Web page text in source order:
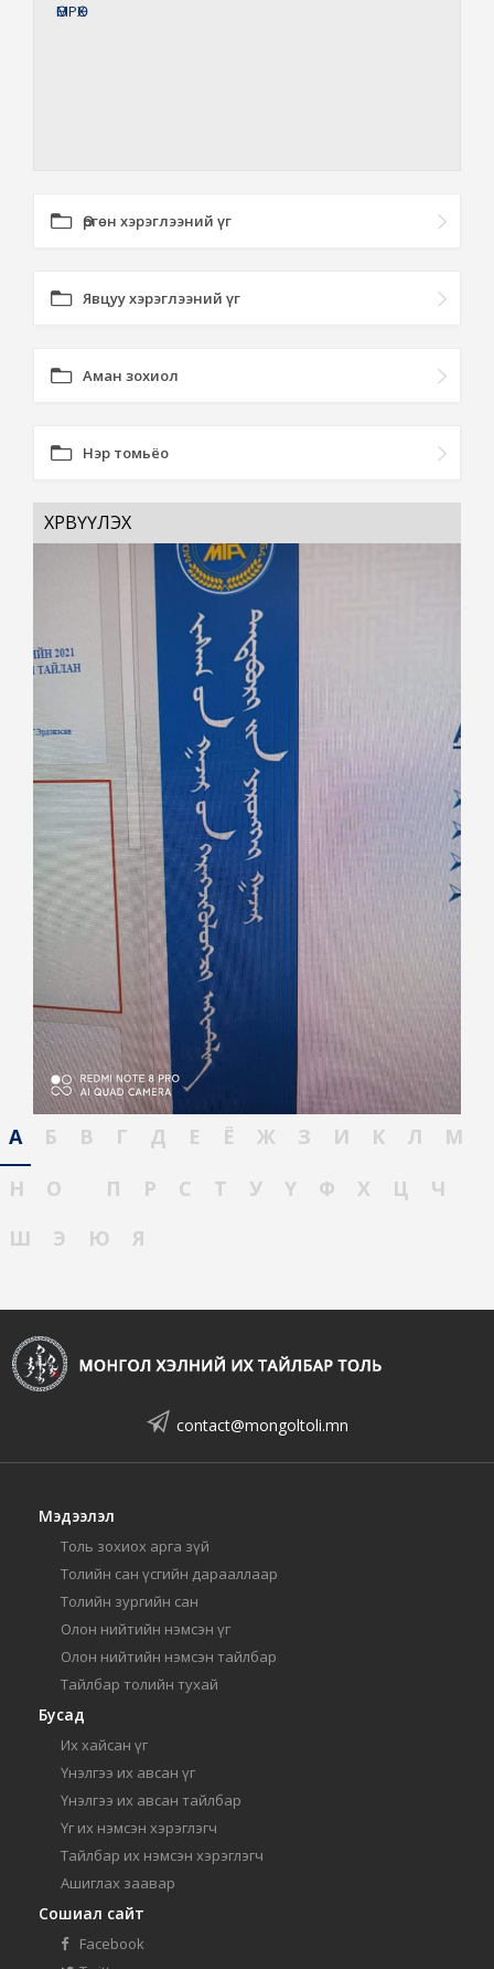
ӨМРӨХ
Өргөн хэрэглээний үг
Явцуу хэрэглээний үг
Аман зохиол
Нэр томьёо
ХӨРВҮҮЛЭХ
А Б В Г Д Е Ё Ж З И К Л
М
Н
О П Р С Т У Ү Ф Х Ц
Ч
Ш
Э Ю Я
contact@mongoltoli.mn
Мэдээлэл
Толь зохиох арга зүй
Толийн сан үсгийн дарааллаар
Толийн зургийн сан
Олон нийтийн нэмсэн үг
Олон нийтийн нэмсэн тайлбар
Тайлбар толийн тухай
Бусад
Их хайсан үг
Үнэлгээ их авсан үг
Үнэлгээ их авсан тайлбар
Үг их нэмсэн хэрэглэгч
Тайлбар их нэмсэн хэрэглэгч
Ашиглах заавар
Сошиал сайт
Facebook